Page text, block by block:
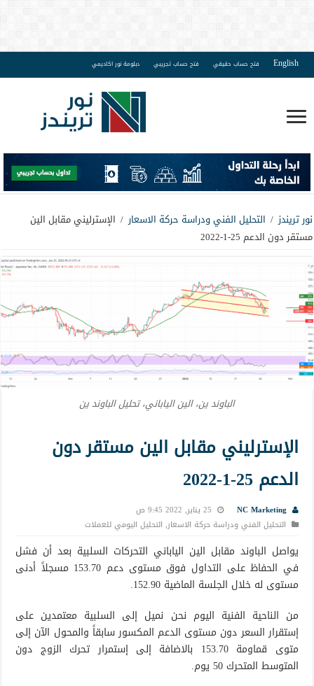
English فتح حساب حقيقي فتح حساب تجريبي دبلومة نور اكاديمي
نور تريندز / التحليل الفني ودراسة حركة الاسعار / الإسترليني مقابل الين
مستقر دون الدعم 25-1-2022
الباوند ين، الين الياباني، تحليل الباوند ين
الإسترليني مقابل الين مستقر دون
الدعم 25-1-2022
NC Marketing
25 يناير, 2022 9:45 ص
التحليل الفني ودراسة حركة الاسعار, التحليل اليومي للعملات
يواصل الباوند مقابل الين الياباني التحركات السلبية بعد أن فشل
في الحفاظ على التداول فوق مستوى دعم 153.70 مسجلاً أدنى
مستوى له خلال الجلسة الماضية 152.90.
من الناحية الفنية اليوم نحن نميل إلى السلبية معتمدين على
إستقرار السعر دون مستوى الدعم المكسور سابقاً والمحول الآن إلى
متوى قماومة 153.70 بالاضافة إلى إستمرار تحرك الزوج دون
المتوسط المتحرك 50 يوم.